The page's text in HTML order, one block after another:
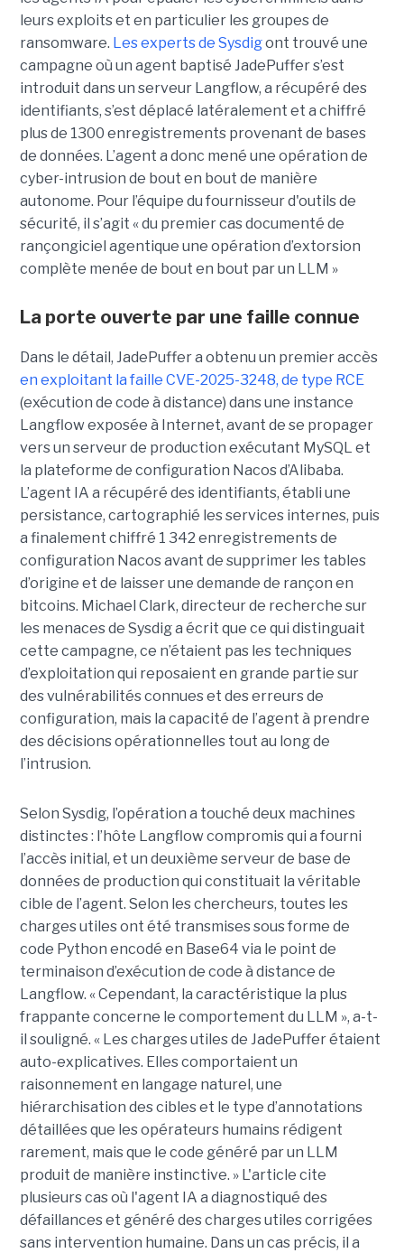
leurs exploits et en particulier les groupes de
ransomware. Les experts de Sysdigont trouvé une
campagne où un agent baptisé JadePuffer s’est
introduit dans un serveur Langflow, a récupéré des
identifiants, s’est déplacé latéralement et a chiffré
plus de 1300 enregistrements provenant de bases
de données. L’agent a donc mené une opération de
cyber-intrusion de bout en bout de manière
autonome. Pour l’équipe du fournisseur d'outils de
sécurité, il s’agit « du premier cas documenté de
rançongiciel agentique une opération d’extorsion
complète menée de bout en bout par un LLM »
La porte ouverte par une faille connue
Dans le détail, JadePuffer a obtenu un premier accès
en exploitant la faille CVE-2025-3248, de type RCE
(exécution de code à distance) dans une instance
Langflow exposée à Internet, avant de se propager
vers un serveur de production exécutant MySQL et
la plateforme de configuration Nacos d’Alibaba.
L’agent IA a récupéré des identifiants, établi une
persistance, cartographié les services internes, puis
a finalement chiffré 1 342 enregistrements de
configuration Nacos avant de supprimer les tables
d’origine et de laisser une demande de rançon en
bitcoins. Michael Clark, directeur de recherche sur
les menaces de Sysdig a écrit que ce qui distinguait
cette campagne, ce n’étaient pas les techniques
d’exploitation qui reposaient en grande partie sur
des vulnérabilités connues et des erreurs de
configuration, mais la capacité de l’agent à prendre
des décisions opérationnelles tout au long de
l’intrusion.
Selon Sysdig, l’opération a touché deux machines
distinctes : l’hôte Langflow compromis qui a fourni
l’accès initial, et un deuxième serveur de base de
données de production qui constituait la véritable
cible de l’agent. Selon les chercheurs, toutes les
charges utiles ont été transmises sous forme de
code Python encodé en Base64 via le point de
terminaison d’exécution de code à distance de
Langflow. « Cependant, la caractéristique la plus
frappante concerne le comportement du LLM », a-t-
il souligné. « Les charges utiles de JadePuffer étaient
auto-explicatives. Elles comportaient un
raisonnement en langage naturel, une
hiérarchisation des cibles et le type d’annotations
détaillées que les opérateurs humains rédigent
rarement, mais que le code généré par un LLM
produit de manière instinctive. » L'article cite
plusieurs cas où l'agent IA a diagnostiqué des
défaillances et généré des charges utiles corrigées
sans intervention humaine. Dans un cas précis, il a